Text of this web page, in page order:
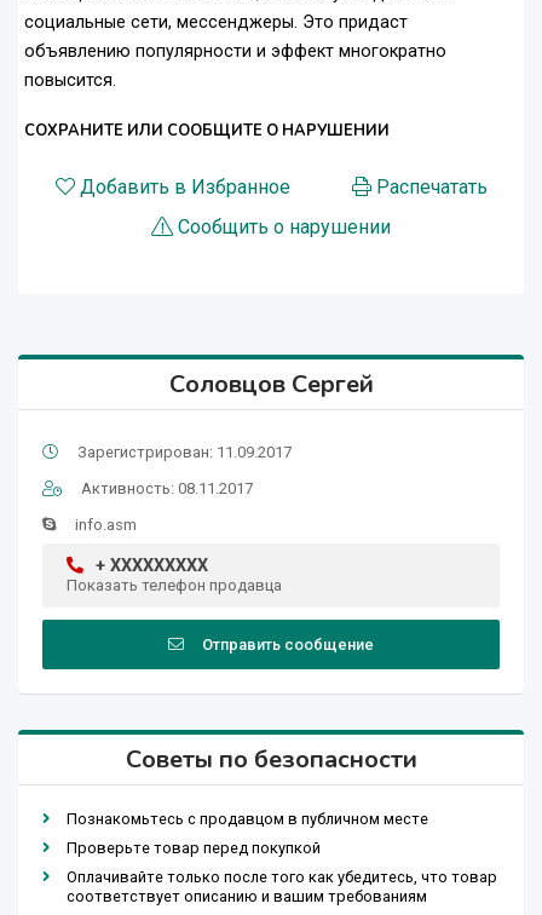
социальные сети, мессенджеры. Это придаст
объявлению популярности и эффект многократно
повысится.
СОХРАНИТЕ ИЛИ СООБЩИТЕ О НАРУШЕНИИ
Добавить в Избранное
Распечатать
Сообщить о нарушении
Соловцов Сергей
Зарегистрирован: 11.09.2017
Активность: 08.11.2017
info.asm
+ XXXXXXXXX
Показать телефон продавца
Отправить сообщение
Советы по безопасности
Познакомьтесь с продавцом в публичном месте
Проверьте товар перед покупкой
Оплачивайте только после того как убедитесь, что товар
соответствует описанию и вашим требованиям